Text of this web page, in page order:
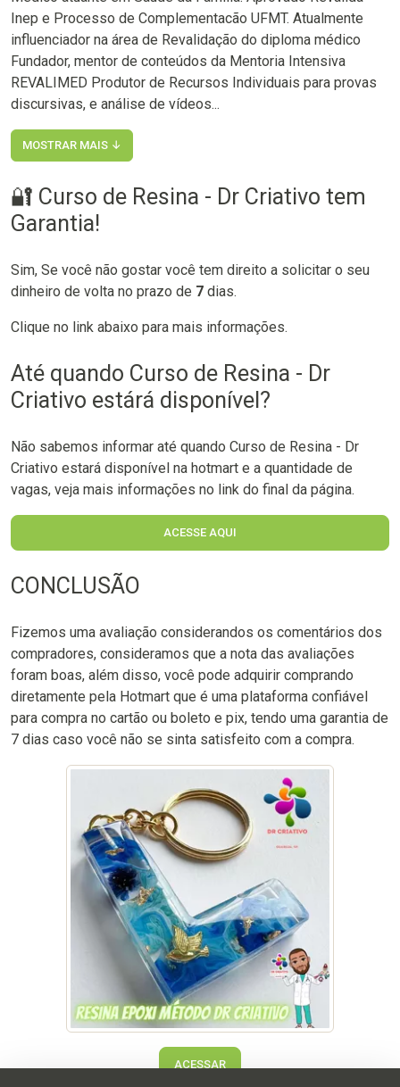
Inep e Processo de Complementacão UFMT. Atualmente
influenciador na área de Revalidação do diploma médico
Fundador, mentor de conteúdos da Mentoria Intensiva
REVALIMED Produtor de Recursos Individuais para provas
discursivas, e análise de vídeos...
MOSTRAR MAIS ↓
🔐 Curso de Resina - Dr Criativo tem
Garantia!
Sim, Se você não gostar você tem direito a solicitar o seu
dinheiro de volta no prazo de 7 dias.
Clique no link abaixo para mais informações.
Até quando Curso de Resina - Dr
Criativo estárá disponível?
Não sabemos informar até quando Curso de Resina - Dr
Criativo estará disponível na hotmart e a quantidade de
vagas, veja mais informações no link do final da página.
ACESSE AQUI
CONCLUSÃO
Fizemos uma avaliação considerandos os comentários dos
compradores, consideramos que a nota das avaliações
foram boas, além disso, você pode adquirir comprando
diretamente pela Hotmart que é uma plataforma confiável
para compra no cartão ou boleto e pix, tendo uma garantia de
7 dias caso você não se sinta satisfeito com a compra.